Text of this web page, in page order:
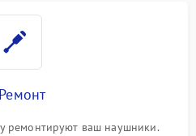
ремонтируют ваш наушники.